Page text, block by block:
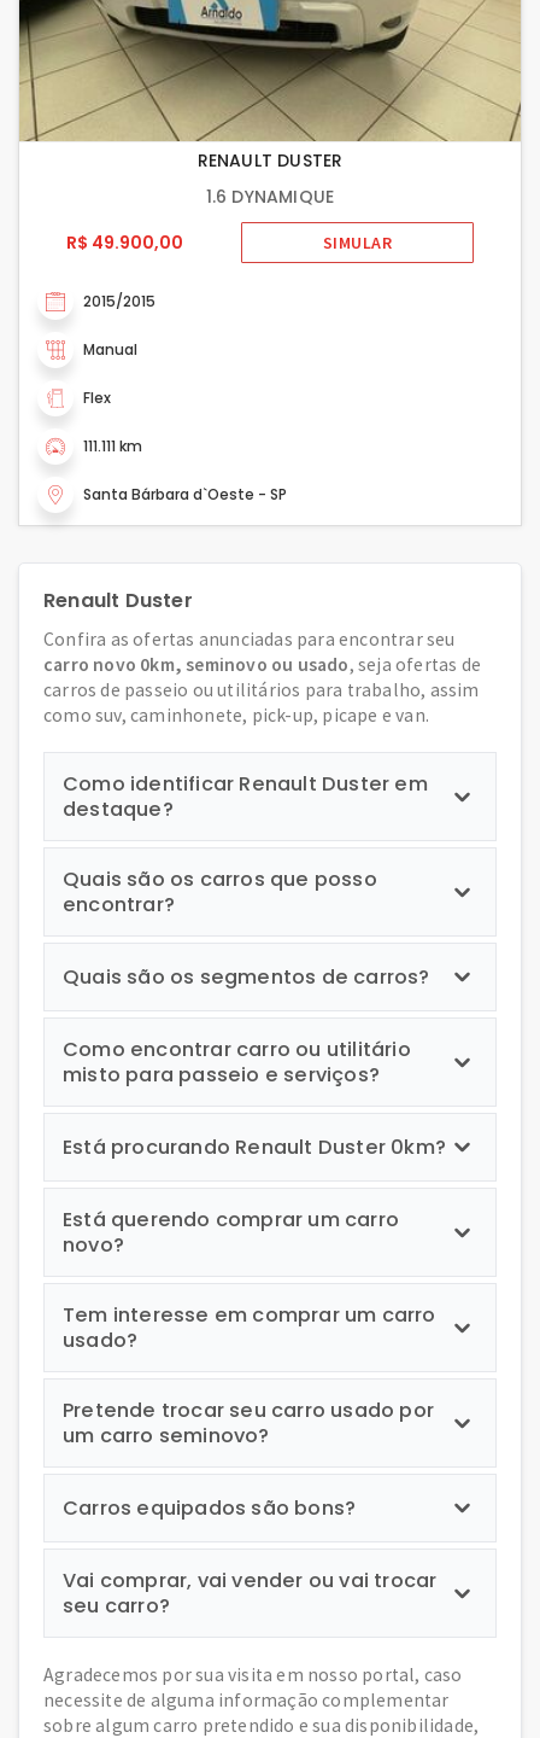
RENAULT DUSTER
1.6 DYNAMIQUE
R$ 49.900,00
SIMULAR
2015/2015
Manual
Flex
111.111 km
Santa Bárbara d`Oeste - SP
Renault Duster
Confira as ofertas anunciadas para encontrar seu
carro novo 0km, seminovo ou usado, seja ofertas de
carros de passeio ou utilitários para trabalho, assim
como suv, caminhonete, pick-up, picape e van.
Como identificar Renault Duster em
destaque?
Quais são os carros que posso
encontrar?
Quais são os segmentos de carros?
Como encontrar carro ou utilitário
misto para passeio e serviços?
Está procurando Renault Duster 0km?
Está querendo comprar um carro
novo?
Tem interesse em comprar um carro
usado?
Pretende trocar seu carro usado por
um carro seminovo?
Carros equipados são bons?
Vai comprar, vai vender ou vai trocar
seu carro?
Agradecemos por sua visita em nosso portal, caso
necessite de alguma informação complementar
sobre algum carro pretendido e sua disponibilidade,